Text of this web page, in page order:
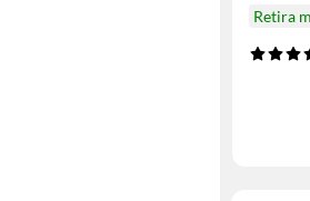
Retira